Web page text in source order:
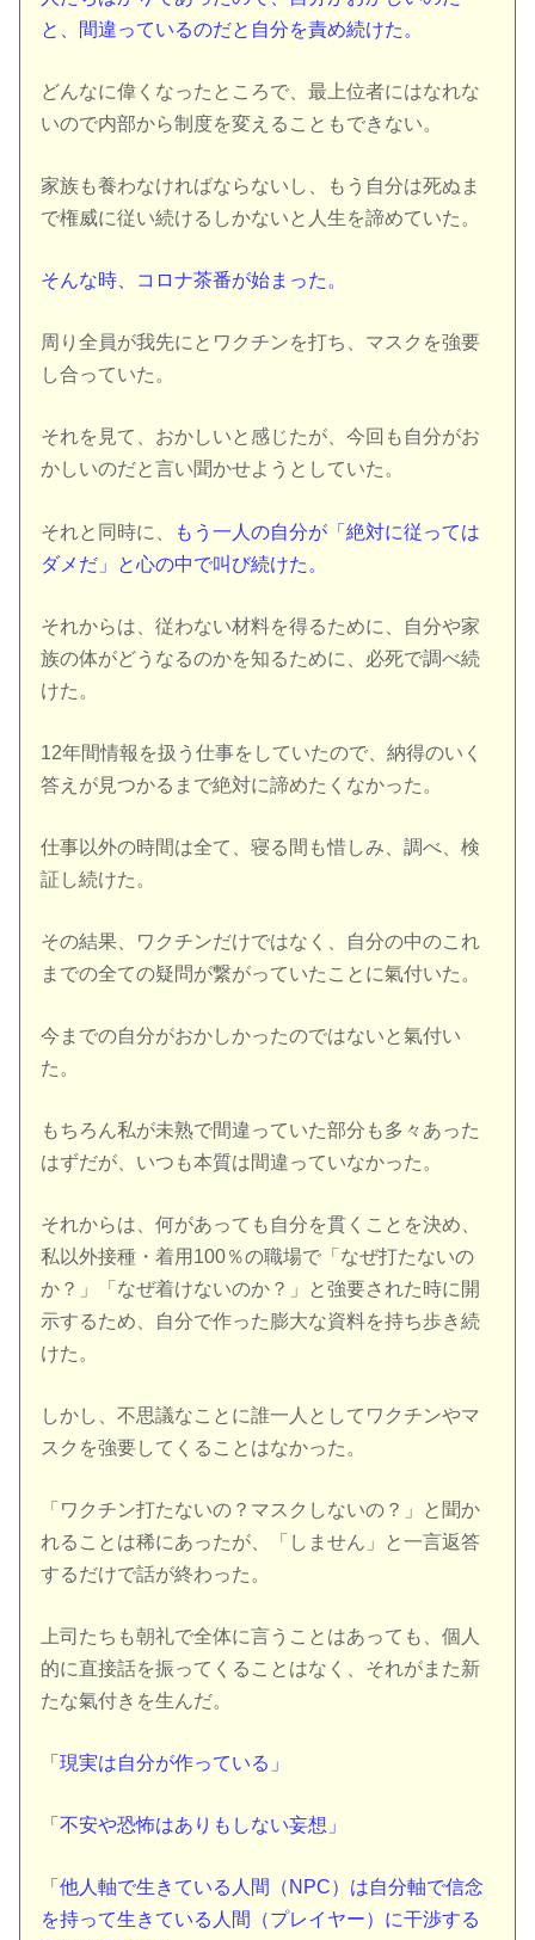
と、間違っているのだと自分を責め続けた。
どんなに偉くなったところで、最上位者にはなれな
いので内部から制度を変えることもできない。
家族も養わなければならないし、もう自分は死ぬま
で権威に従い続けるしかないと人生を諦めていた。
そんな時、コロナ茶番が始まった。
周り全員が我先にとワクチンを打ち、マスクを強要
し合っていた。
それを見て、おかしいと感じたが、今回も自分がお
かしいのだと言い聞かせようとしていた。
それと同時に、
もう一人の自分が「絶対に従っては
ダメだ」と心の中で叫び続けた。
それからは、従わない材料を得るために、自分や家
族の体がどうなるのかを知るために、必死で調べ続
けた。
12年間情報を扱う仕事をしていたので、納得のいく
答えが見つかるまで絶対に諦めたくなかった。
仕事以外の時間は全て、寝る間も惜しみ、調べ、検
証し続けた。
その結果、ワクチンだけではなく、自分の中のこれ
までの全ての疑問が繋がっていたことに氣付いた。
今までの自分がおかしかったのではないと氣付い
た。
もちろん私が未熟で間違っていた部分も多々あった
はずだが、いつも本質は間違っていなかった。
それからは、何があっても自分を貫くことを決め、
私以外接種・着用100％の職場で「なぜ打たないの
か？」「なぜ着けないのか？」と強要された時に開
示するため、自分で作った膨大な資料を持ち歩き続
けた。
しかし、不思議なことに誰一人としてワクチンやマ
スクを強要してくることはなかった。
「ワクチン打たないの？マスクしないの？」と聞か
れることは稀にあったが、「しません」と一言返答
するだけで話が終わった。
上司たちも朝礼で全体に言うことはあっても、個人
的に直接話を振ってくることはなく、それがまた新
たな氣付きを生んだ。
「現実は自分が作っている」
「不安や恐怖はありもしない妄想」
「他人軸で生きている人間（NPC）は自分軸で信念
を持って生きている人間（プレイヤー）に干渉する